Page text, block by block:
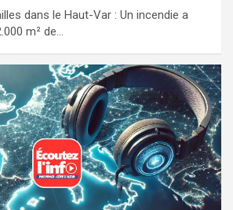
dans le Haut-Var : Un incendie a
m² de…